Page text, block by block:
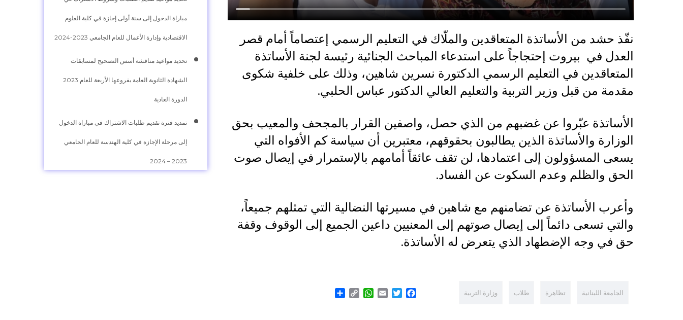
نفّذ حشد من الأساتذة المتعاقدين والملّاك في التعليم الرسمي إعتصاماً أمام قصر
العدل في بيروت إحتجاجاً على استدعاء المباحث الجنائية رئيسة لجنة الأساتذة
المتعاقدين في التعليم الرسمي الدكتورة نسرين شاهين، وذلك على خلفية شكوى
مقدمة من قبل وزير التربية والتعليم العالي الدكتور عباس الحلبي.
الأساتذة عبّروا عن غضبهم من الذي حصل، واصفين القرار بالمجحف والمعيب بحق
الوزارة والأساتذة الذين يطالبون بحقوقهم، معتبرين أن سياسة كم الأفواه التي
يسعى المسؤولون إلى اعتمادها، لن تقف عائقاً أمامهم بالإستمرار في إيصال صوت
الحق والظلم وعدم السكوت عن الفساد.
وأعرب الأساتذة عن تضامنهم مع شاهين في مسيرتها النضالية التي تمثلهم جميعاً،
والتي تسعى دائماً إلى إيصال صوتهم إلى المعنيين داعين الجميع إلى الوقوف وقفة
حق في وجه الإضطهاد الذي يتعرض له الأساتذة.
الجامعة اللبنانية تظاهرة طلاب وزارة التربية Facebook
Twitter
Email
WhatsApp
Copy
مباراة الدخول إلى سنة أولى إجازة في كلية العلوم
الاقتصادية وإدارة الأعمال للعام الجامعي 2023-2024
تحديد مواعيد مناقشة أسس التصحيح لمسابقات
الشهادة الثانوية العامة بفروعها الأربعة للعام 2023
الدورة العادية
تمديد فترة تقديم طلبات الاشتراك في مباراة الدخول
إلى مرحلة الإجازة في كلية الهندسة للعام الجامعي
2023 – 2024